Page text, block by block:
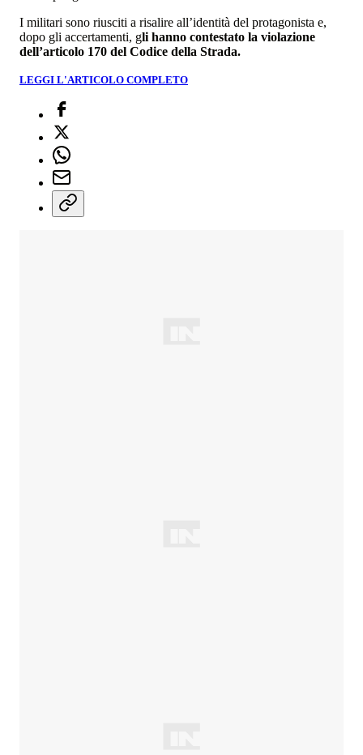
I militari sono riusciti a risalire all’identità del protagonista e,
dopo gli accertamenti, gli hanno contestato la violazione
dell’articolo 170 del Codice della Strada.
LEGGI L'ARTICOLO COMPLETO